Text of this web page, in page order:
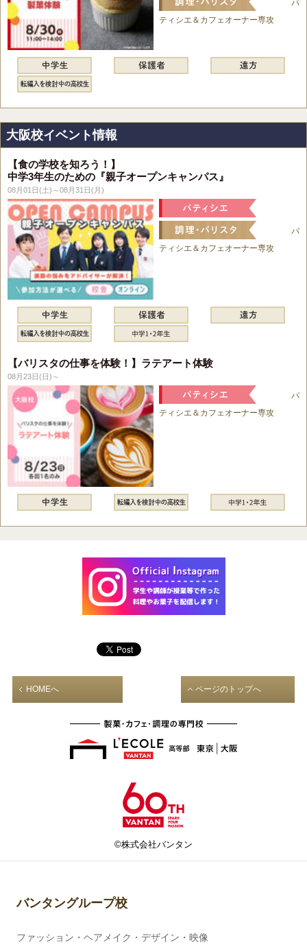
パ
ティシエ＆カフェオーナー専攻
大阪校イベント情報
【食の学校を知ろう！】
中学3年生のための『親子オープンキャンパス』
08月01日(土)～08月31日(月)
パ
ティシエ＆カフェオーナー専攻
【バリスタの仕事を体験！】ラテアート体験
08月23日(日)～
パ
ティシエ＆カフェオーナー専攻
HOMEへ ページのトップへ
©株式会社バンタン
バンタングループ校
ファッション・ヘアメイク・デザイン・映像